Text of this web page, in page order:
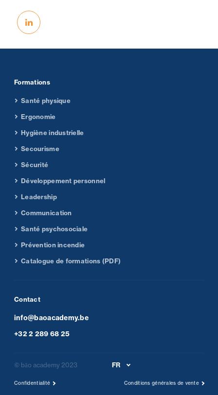
Formations
Santé physique
Ergonomie
Hygiène industrielle
Secourisme
Sécurité
Développement personnel
Leadership
Communication
Santé psychosociale
Prévention incendie
Catalogue de formations (PDF)
Contact
info@baoacademy.be
+32 2 289 68 25
© băo academy 2023 FR
Confidentialité Conditions générales de vente